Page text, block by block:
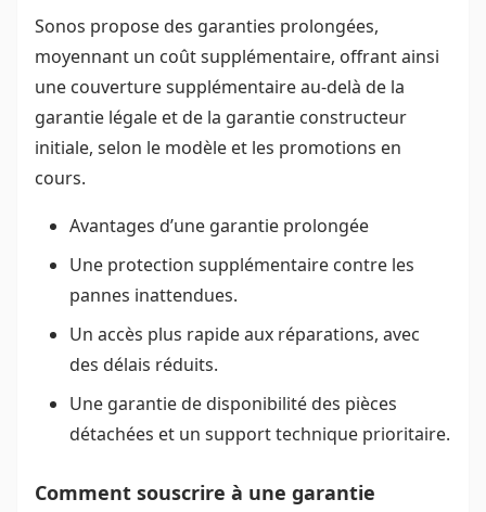
Sonos propose des garanties prolongées,
moyennant un coût supplémentaire, offrant ainsi
une couverture supplémentaire au-delà de la
garantie légale et de la garantie constructeur
initiale, selon le modèle et les promotions en
cours.
Avantages d’une garantie prolongée
Une protection supplémentaire contre les
pannes inattendues.
Un accès plus rapide aux réparations, avec
des délais réduits.
Une garantie de disponibilité des pièces
détachées et un support technique prioritaire.
Comment souscrire à une garantie